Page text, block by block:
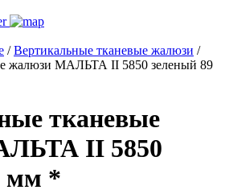
/ Вертикальные тканевые жалюзи /
жалюзи МАЛЬТА II 5850 зеленый 89
тканевые
II 5850
мм *